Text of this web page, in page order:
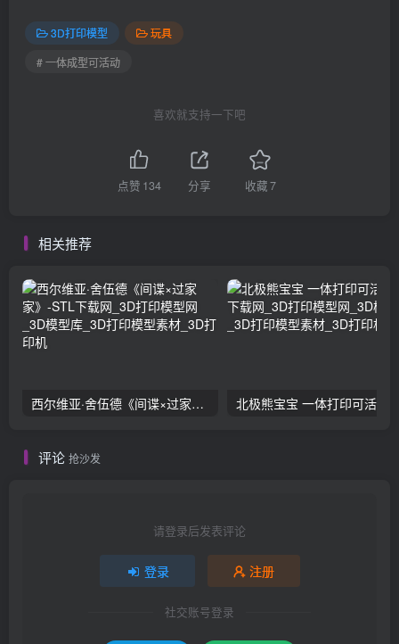
3D打印模型
玩具
# 一体成型可活动
喜欢就支持一下吧
点赞 134 分享 收藏7
相关推荐
西尔维亚·舍伍德《间谍×过家家》 北极熊宝宝 一体打印可活动
评论 抢沙发
请登录后发表评论
登录 注册
社交账号登录